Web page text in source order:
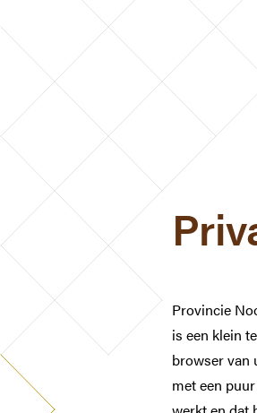
Provincie
is een klein
browser van
met een